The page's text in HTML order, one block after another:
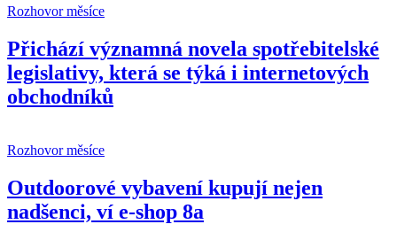
Rozhovor měsíce
Přichází významná novela spotřebitelské
legislativy, která se týká i internetových
obchodníků
Rozhovor měsíce
Outdoorové vybavení kupují nejen
nadšenci, ví e-shop 8a